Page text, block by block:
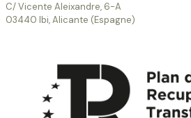
C/ Vicente Aleixandre, 6-A
03440 Ibi, Alicante (Espagne)